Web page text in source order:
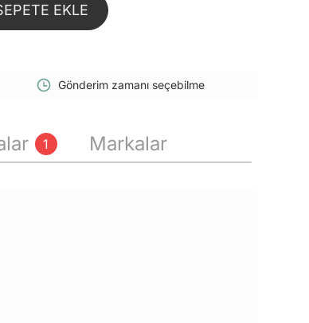
EKLE
Gönderim zamanı seçebilme
1 Markalar